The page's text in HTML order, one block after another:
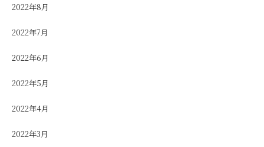
2022年8月
2022年7月
2022年6月
2022年5月
2022年4月
2022年3月